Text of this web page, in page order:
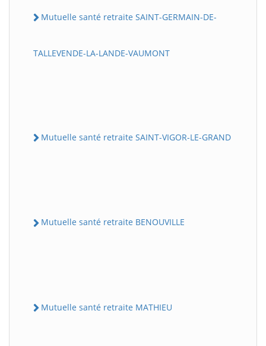
Mutuelle santé retraite SAINT-GERMAIN-DE-
TALLEVENDE-LA-LANDE-VAUMONT
Mutuelle santé retraite SAINT-VIGOR-LE-GRAND
Mutuelle santé retraite BENOUVILLE
Mutuelle santé retraite MATHIEU